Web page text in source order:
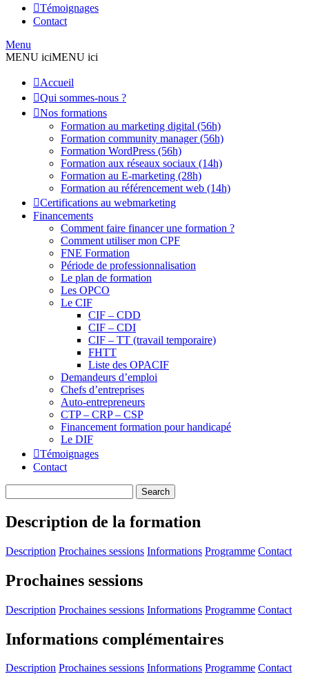
Témoignages
Contact
Menu
MENU iciMENU ici
Accueil
Qui sommes-nous ?
Nos formations
Formation au marketing digital (56h)
Formation community manager (56h)
Formation WordPress (56h)
Formation aux réseaux sociaux (14h)
Formation au E-marketing (28h)
Formation au référencement web (14h)
Certifications au webmarketing
Financements
Comment faire financer une formation ?
Comment utiliser mon CPF
FNE Formation
Période de professionnalisation
Le plan de formation
Les OPCO
Le CIF
CIF – CDD
CIF – CDI
CIF – TT (travail temporaire)
FHTT
Liste des OPACIF
Demandeurs d’emploi
Chefs d’entreprises
Auto-entrepreneurs
CTP – CRP – CSP
Financement formation pour handicapé
Le DIF
Témoignages
Contact
Description de la formation
Description Prochaines sessions Informations Programme Contact
Prochaines sessions
Description Prochaines sessions Informations Programme Contact
Informations complémentaires
Description Prochaines sessions Informations Programme Contact